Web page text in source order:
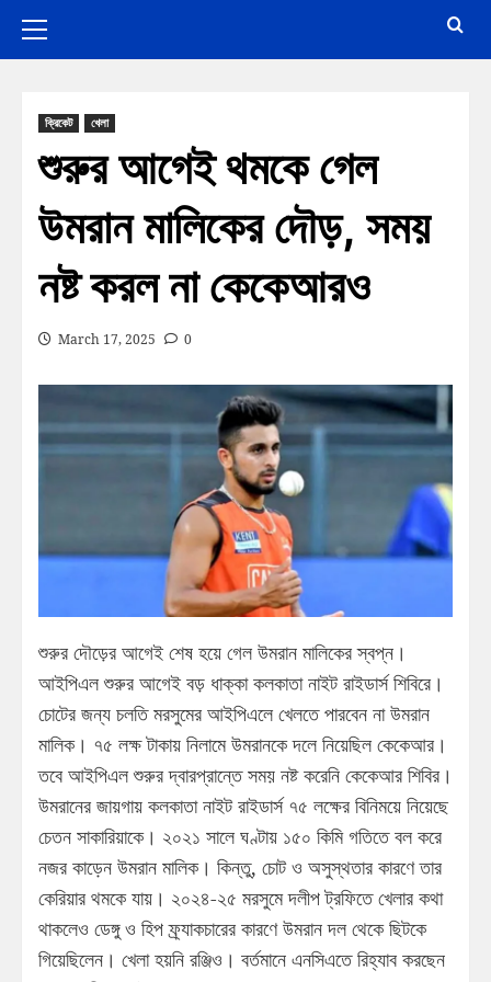
ক্রিকেট খেলা
শুরুর আগেই থমকে গেল
উমরান মালিকের দৌড়, সময়
নষ্ট করল না কেকেআরও
March 17, 2025 0
শুরুর দৌড়ের আগেই শেষ হয়ে গেল উমরান মালিকের স্বপ্ন।
আইপিএল শুরুর আগেই বড় ধাক্কা কলকাতা নাইট রাইডার্স শিবিরে।
চোটের জন্য চলতি মরসুমের আইপিএলে খেলতে পারবেন না উমরান
মালিক। ৭৫ লক্ষ টাকায় নিলামে উমরানকে দলে নিয়েছিল কেকেআর।
তবে আইপিএল শুরুর দ্বারপ্রান্তে সময় নষ্ট করেনি কেকেআর শিবির।
উমরানের জায়গায় কলকাতা নাইট রাইডার্স ৭৫ লক্ষের বিনিময়ে নিয়েছে
চেতন সাকারিয়াকে। ২০২১ সালে ঘণ্টায় ১৫০ কিমি গতিতে বল করে
নজর কাড়েন উমরান মালিক। কিন্তু, চোট ও অসুস্থতার কারণে তার
কেরিয়ার থমকে যায়। ২০২৪-২৫ মরসুমে দলীপ ট্রফিতে খেলার কথা
থাকলেও ডেঙ্গু ও হিপ ফ্র্যাকচারের কারণে উমরান দল থেকে ছিটকে
গিয়েছিলেন। খেলা হয়নি রঞ্জিও। বর্তমানে এনসিএতে রিহ্যাব করছেন